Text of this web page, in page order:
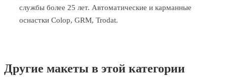
службы более 25 лет. Автоматические и карманные
оснастки Colop, GRM, Trodat.
Другие макеты в этой категории